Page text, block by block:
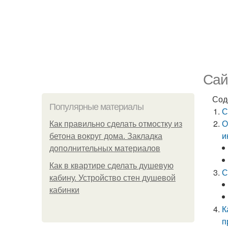
Популярные материалы
Как правильно сделать отмостку из
бетона вокруг дома. Закладка
дополнительных материалов
Как в квартире сделать душевую
кабину. Устройство стен душевой
кабинки